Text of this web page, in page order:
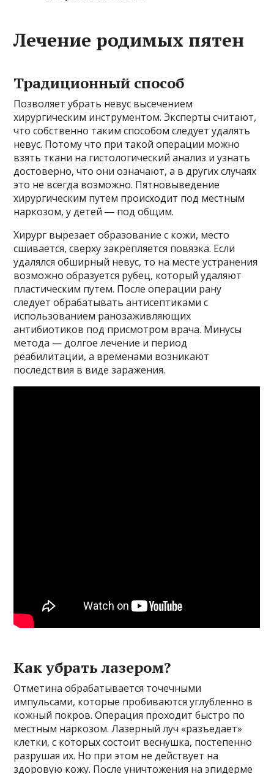
Лечение родимых пятен
Традиционный способ
Позволяет убрать невус высечением
хирургическим инструментом. Эксперты считают,
что собственно таким способом следует удалять
невус. Потому что при такой операции можно
взять ткани на гистологический анализ и узнать
достоверно, что они означают, а в других случаях
это не всегда возможно. Пятновыведение
хирургическим путем происходит под местным
наркозом, у детей ― под общим.
Хирург вырезает образование с кожи, место
сшивается, сверху закрепляется повязка. Если
удалялся обширный невус, то на месте устранения
возможно образуется рубец, который удаляют
пластическим путем. После операции рану
следует обрабатывать антисептиками с
использованием ранозаживляющих
антибиотиков под присмотром врача. Минусы
метода — долгое лечение и период
реабилитации, а временами возникают
последствия в виде заражения.
Как убрать лазером?
Отметина обрабатывается точечными
импульсами, которые пробиваются углубленно в
кожный покров. Операция проходит быстро по
местным наркозом. Лазерный луч «разъедает»
клетки, с которых состоит веснушка, постепенно
разрушая их. Но при этом не действует на
здоровую кожу. После уничтожения на эпидерме